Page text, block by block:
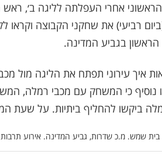
אחרי העפלתה לליגה ב׳,
רביעי) את שחקני הקבוצה
בגביע המדינה.
איך עירוני תפתח את הליגה מול
ביקשו להחליף ביתיות. על שעת
בית שמש. מ.כ שדרות, גביע המדינה. אירוע